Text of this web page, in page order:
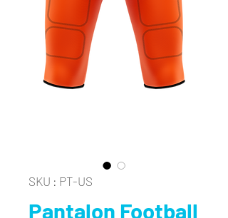
SKU : PT-US
Pantalon Football